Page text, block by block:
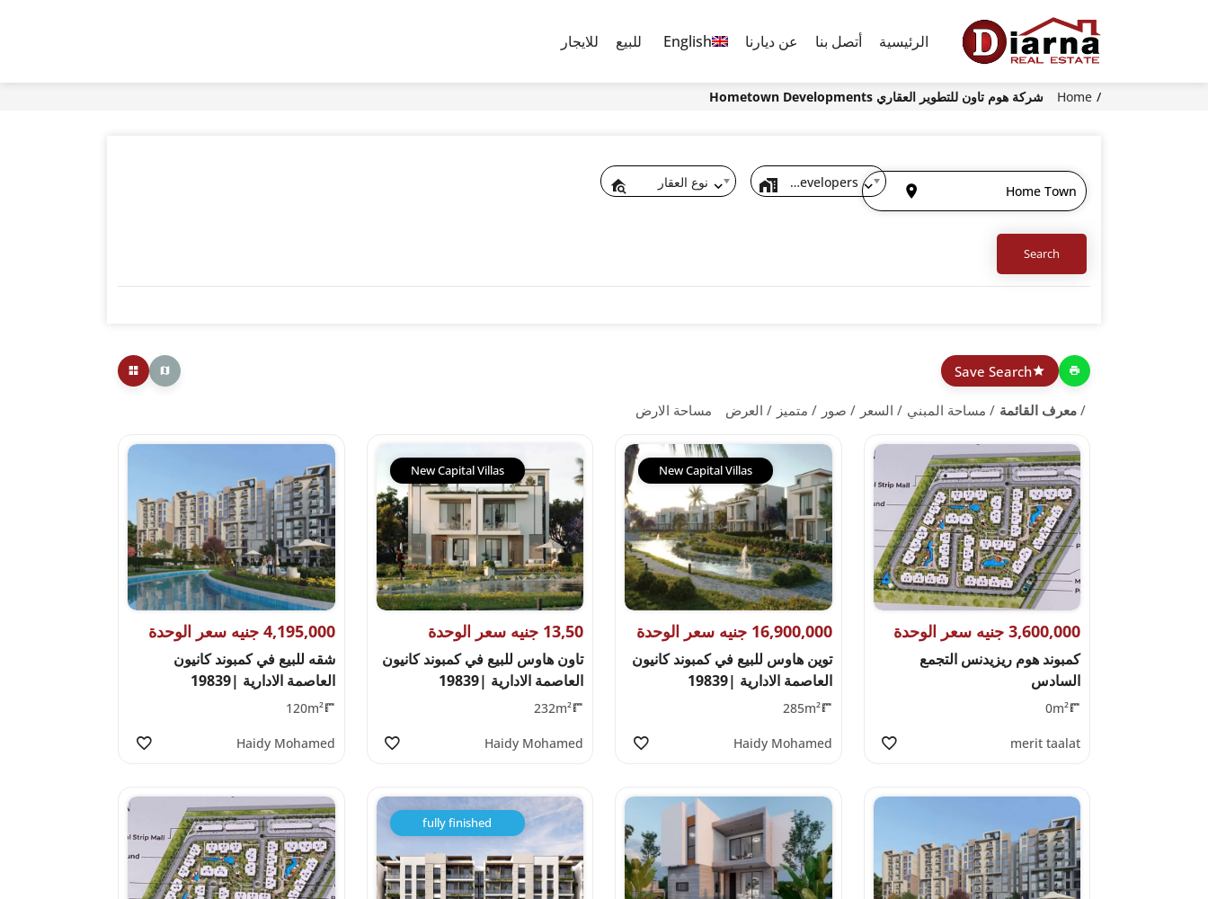
الرئيسية أتصل بنا عن ديارنا English للبيع للايجار
Home شركة هوم تاون للتطوير العقاري Hometown Developments
By Developers نوع العقار
Save Search
معرف القائمة مساحة المبني السعر صور متميز العرض مساحة الارض
3,600,000 جنيه سعر الوحدة
كمبوند هوم ريزيدنس التجمع
السادس
0m²
merit taalat
New Capital Villas
16,900,000 جنيه سعر الوحدة
توين هاوس للبيع في كمبوند كانيون
العاصمة الادارية |19839
285m²
Haidy Mohamed
New Capital Villas
13,50 جنيه سعر الوحدة
تاون هاوس للبيع في كمبوند كانيون
العاصمة الادارية |19839
232m²
Haidy Mohamed
4,195,000 جنيه سعر الوحدة
شقه للبيع في كمبوند كانيون
العاصمة الادارية |19839
120m²
Haidy Mohamed
fully finished